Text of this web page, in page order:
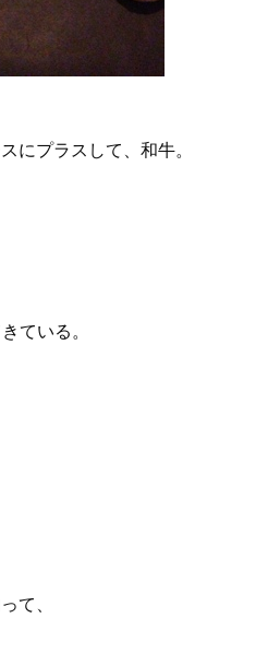
にプラスして、和牛。
ている。
て、